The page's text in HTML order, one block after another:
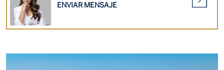
ENVIAR MENSAJE